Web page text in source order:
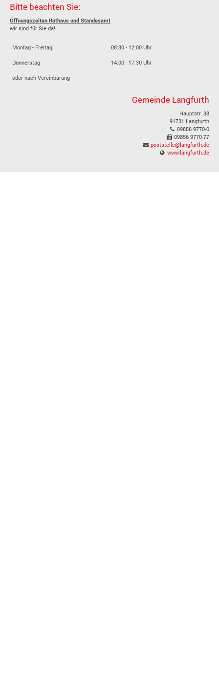
Bitte beachten Sie:
Öffnungszeiten Rathaus und Standesamt
wir sind für Sie da!
Montag - Freitag 08:30 - 12:00 Uhr
Donnerstag 14:00 - 17:30 Uhr
oder nach Vereinbarung
Gemeinde Langfurth
Hauptstr. 38
91731 Langfurth
09856 9770-0
09856 9770-77
poststelle@langfurth.de
www.langfurth.de